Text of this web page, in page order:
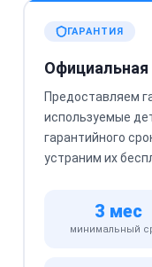
ГАРАНТИЯ
Официальная
Предоставляем
используемые
гарантийного
устраним их
3 мес
минимальный